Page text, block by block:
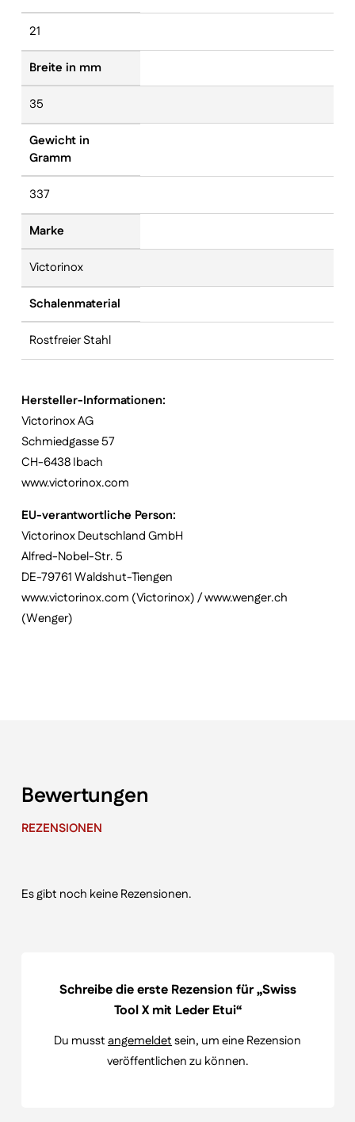
21
Breite in mm
35
Gewicht in
Gramm
337
Marke
Victorinox
Schalenmaterial
Rostfreier Stahl
Hersteller-Informationen:
Victorinox AG
Schmiedgasse 57
CH-6438 Ibach
www.victorinox.com
EU-verantwortliche Person:
Victorinox Deutschland GmbH
Alfred-Nobel-Str. 5
DE-79761 Waldshut-Tiengen
www.victorinox.com (Victorinox) / www.wenger.ch
(Wenger)
Bewertungen
REZENSIONEN
Es gibt noch keine Rezensionen.
Schreibe die erste Rezension für „Swiss
Tool X mit Leder Etui“
Du musstangemeldetsein, um eine Rezension
veröffentlichen zu können.